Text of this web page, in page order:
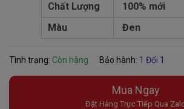
Chất Lượng
100% mới
Màu
Đen
Tình trạng: Còn hàng Bảo hành: 1 Đổi 1
Mua Ngay
Đặt Hàng Trực Tiếp Qua